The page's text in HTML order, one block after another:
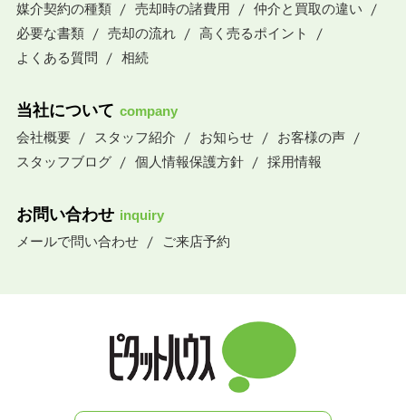
媒介契約の種類
売却時の諸費用
仲介と買取の違い
必要な書類
売却の流れ
高く売るポイント
よくある質問
相続
当社について company
会社概要
スタッフ紹介 お知らせ
お客様の声
スタッフブログ
個人情報保護方針 採用情報
お問い合わせ inquiry
メールで問い合わせ
ご来店予約